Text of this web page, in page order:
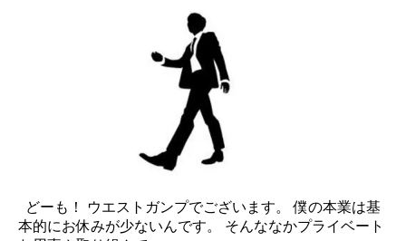
どーも！ ウエストガンプでございます。 僕の本業は基
本的にお休みが少ないんです。 そんななかプライベート